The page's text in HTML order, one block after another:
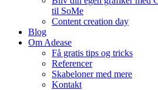
til SoMe
Content creation day
Blog
Om Adease
Få gratis tips og tricks
Referencer
Skabeloner med mere
Kontakt